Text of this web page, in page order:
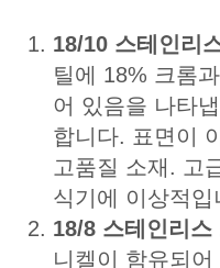
18/10 스테인리
틸에 18% 크롬
어 있음을 나타
합니다. 표면이
고품질 소재. 고
식기에 이상적입
18/8 스테인리스
니켈이 함유되